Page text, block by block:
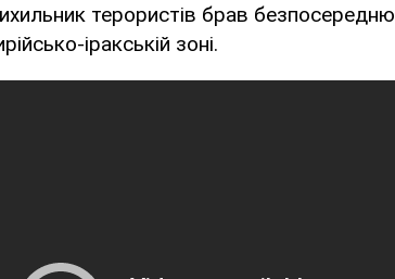
терористів брав
іракській зоні.